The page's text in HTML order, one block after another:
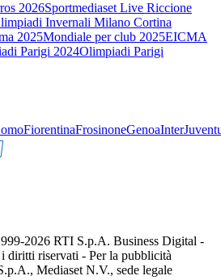
2026Sportmediaset Live Riccione
Invernali Milano Cortina
2025Mondiale per club 2025EICMA
Parigi 2024Olimpiadi Parigi
FiorentinaFrosinoneGenoaInter
2026 RTI S.p.A. Business Digital -
diritti riservati - Per la pubblicità
Mediaset N.V., sede legale